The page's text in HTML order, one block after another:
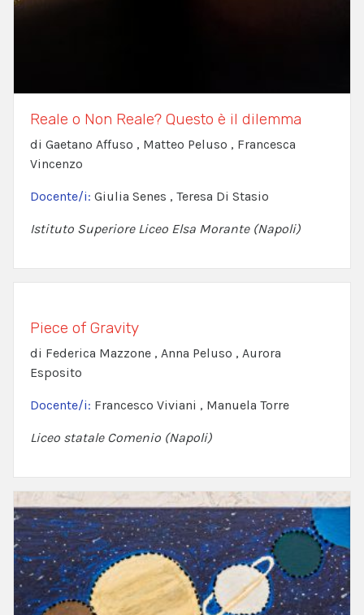
Reale o Non Reale? Questo è il dilemma
di Gaetano Affuso , Matteo Peluso , Francesca
Vincenzo
Docente/i: Giulia Senes , Teresa Di Stasio
Istituto Superiore Liceo Elsa Morante (Napoli)
Piece of Gravity
di Federica Mazzone , Anna Peluso , Aurora
Esposito
Docente/i: Francesco Viviani , Manuela Torre
Liceo statale Comenio (Napoli)